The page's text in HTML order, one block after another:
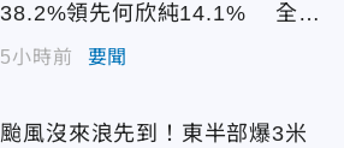
38.2%領先何欣純14.1% 全世
代支持度全面居首
5小時前 要聞
颱風沒來浪先到！東半部爆3米